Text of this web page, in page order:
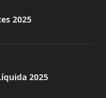
2025
2025